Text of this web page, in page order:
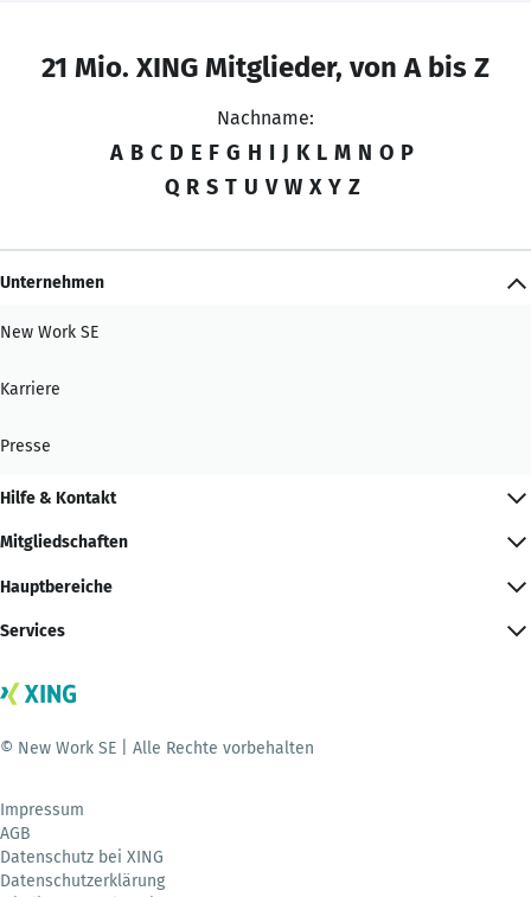
21 Mio. XING Mitglieder, von A bis Z
Nachname:
A B C D E F G H I J K L M N O P
Q R S T U V W X Y Z
Unternehmen
New Work SE
Karriere
Presse
Hilfe & Kontakt
Mitgliedschaften
Hauptbereiche
Services
© New Work SE | Alle Rechte vorbehalten
Impressum
AGB
Datenschutz bei XING
Datenschutzerklärung